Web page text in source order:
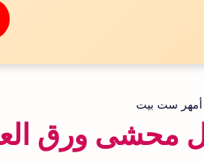
أمهر ست بيت
محشى ورق